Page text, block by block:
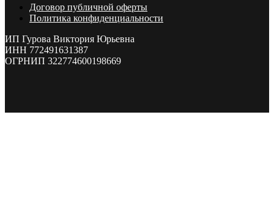
Договор публичной оферты
Политика конфиденциальности
ИП Гурова Виктория Юрьевна
ИНН 772491631387
ОГРНИП 322774600198669